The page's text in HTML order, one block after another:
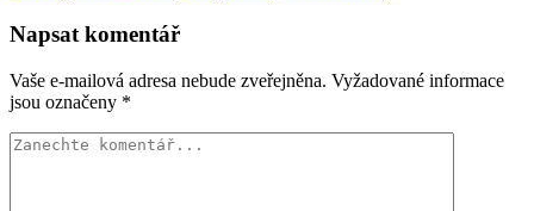
Napsat komentář
Vaše e-mailová adresa nebude zveřejněna. Vyžadované informace
jsou označeny *